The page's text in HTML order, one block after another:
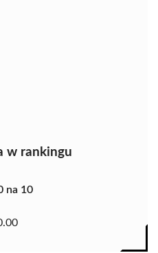
w rankingu
na 10